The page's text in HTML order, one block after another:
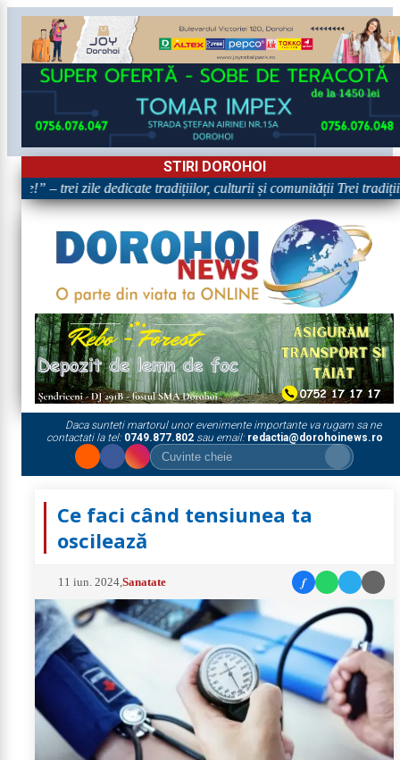
STIRI DOROHOI
– trei zile dedicate tradițiilor, culturii și comunității Trei tradiții.
Daca sunteti martorul unor evenimente importante va rugam sa ne
contactati la tel: 0749.877.802sau email: redactia@dorohoinews.ro
Ce faci când tensiunea ta
oscilează
11 iun. 2024 ,Sanatate f